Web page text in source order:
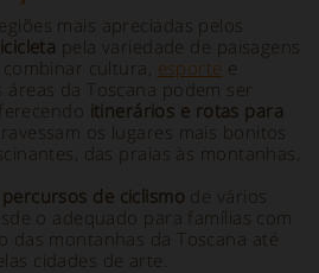
mais apreciadas pelos
pela variedade de paisagens
cultura, esporte e
áreas da Toscana podem ser
itinerários e rotas para
os lugares mais bonitos
das praias às montanhas,
percursos de ciclismo de vários
o adequado para famílias com
das montanhas da Toscana até
cidades de arte.